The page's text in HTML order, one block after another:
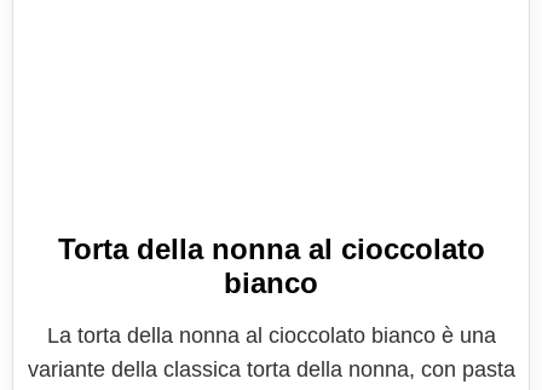
Torta della nonna al cioccolato
bianco
La torta della nonna al cioccolato bianco è una
variante della classica torta della nonna, con pasta